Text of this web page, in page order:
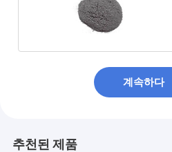
계속하다
추천된 제품